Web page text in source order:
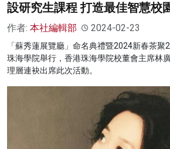
設研究生課程 打造最佳智慧校
作者: 本社編輯部 2024-02-23
「蘇秀蓮展覽廳」命名典禮暨2024新春茶
珠海學院舉行，香港珠海學院校董會主席林
理層連袂出席此次活動。